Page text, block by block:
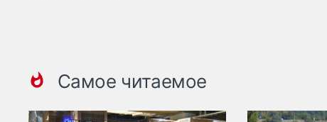
Самое читаемое